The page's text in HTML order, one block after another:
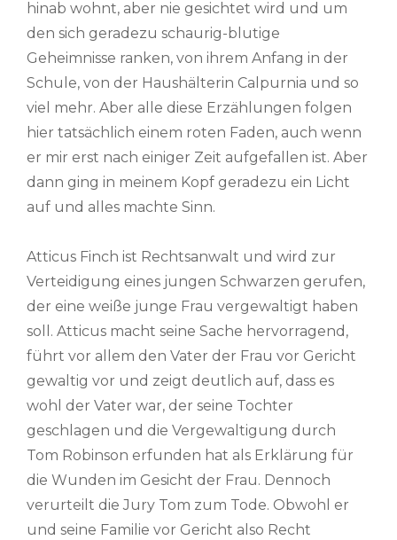
hinab wohnt, aber nie gesichtet wird und um
den sich geradezu schaurig-blutige
Geheimnisse ranken, von ihrem Anfang in der
Schule, von der Haushälterin Calpurnia und so
viel mehr. Aber alle diese Erzählungen folgen
hier tatsächlich einem roten Faden, auch wenn
er mir erst nach einiger Zeit aufgefallen ist. Aber
dann ging in meinem Kopf geradezu ein Licht
auf und alles machte Sinn.
Atticus Finch ist Rechtsanwalt und wird zur
Verteidigung eines jungen Schwarzen gerufen,
der eine weiße junge Frau vergewaltigt haben
soll. Atticus macht seine Sache hervorragend,
führt vor allem den Vater der Frau vor Gericht
gewaltig vor und zeigt deutlich auf, dass es
wohl der Vater war, der seine Tochter
geschlagen und die Vergewaltigung durch
Tom Robinson erfunden hat als Erklärung für
die Wunden im Gesicht der Frau. Dennoch
verurteilt die Jury Tom zum Tode. Obwohl er
und seine Familie vor Gericht also Recht